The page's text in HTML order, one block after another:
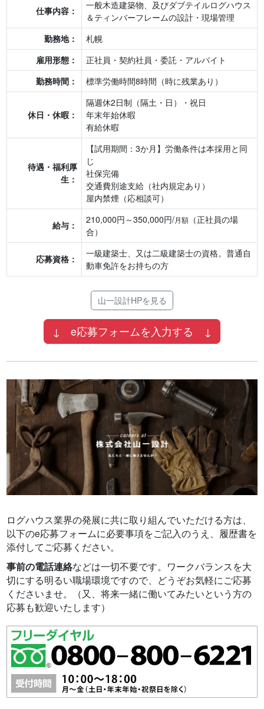
仕事内容：
一般木造建築物、及びダブテイルログハウス
＆ティンバーフレームの設計・現場管理
勤務地：
札幌
雇用形態：
正社員・契約社員・委託・アルバイト
勤務時間：
標準労働時間8時間（時に残業あり）
休日・休暇：
隔週休2日制（隔土・日）・祝日
年末年始休暇
有給休暇
待遇・福利厚
生：
【試用期間：3か月】労働条件は本採用と同
じ
社保完備
交通費別途支給（社内規定あり）
屋内禁煙（応相談可）
給与： 210,000円～350,000円/月額（正社員の場
合）
応募資格：
一級建築士、又は二級建築士の資格。普通自
動車免許をお持ちの方
山一設計HPを見る
↓ e応募フォームを入力する ↓
ログハウス業界の発展に共に取り組んでいただける方は、
以下のe応募フォームに必要事項をご記入のうえ、履歴書を
添付してご応募ください。
事前の電話連絡などは一切不要です。ワークバランスを大
切にする明るい職場環境ですので、どうぞお気軽にご応募
くださいませ。（又、将来一緒に働いてみたいという方の
応募も歓迎いたします）